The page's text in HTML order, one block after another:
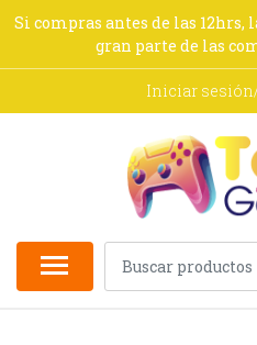
Si compras antes de las
gran parte de las
Iniciar